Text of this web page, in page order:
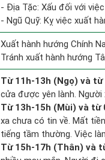
- Địa Tặc: Xấu đối với
- Ngũ Quỹ: Kỵ việc xuất
Xuất hành hướng Chính
Tránh xuất hành hướng
Từ 11h-13h (Ngọ) và
cửa được yên lành. Người
Từ 13h-15h (Mùi) và từ
xa chưa có tin về. Mất
tiếng tầm thường. Việc
Từ 15h-17h (Thân) và